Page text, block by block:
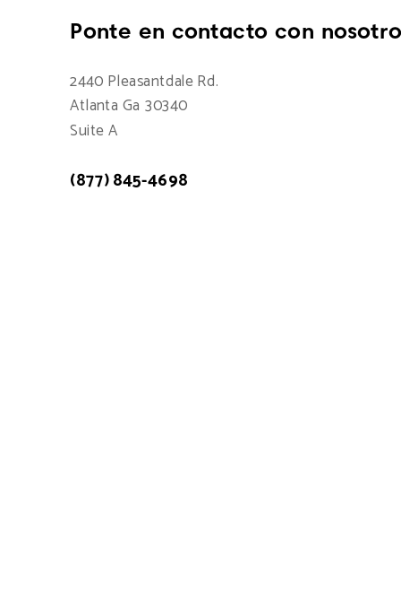
Ponte en contacto con
2440 Pleasantdale Rd.
Atlanta Ga 30340
Suite A
(877) 845-4698